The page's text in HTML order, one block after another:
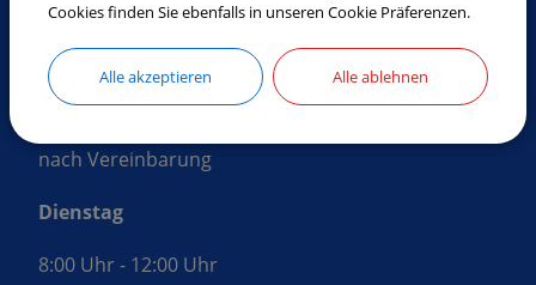
Montag
8:00 Uhr - 12:00 Uhr
nach Vereinbarung
Dienstag
8:00 Uhr - 12:00 Uhr
Cookies finden Sie ebenfalls in unseren Cookie Präferenzen.
Alle akzeptieren Alle ablehnen